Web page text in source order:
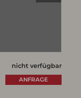
nicht verfügbar
ANFRAGE